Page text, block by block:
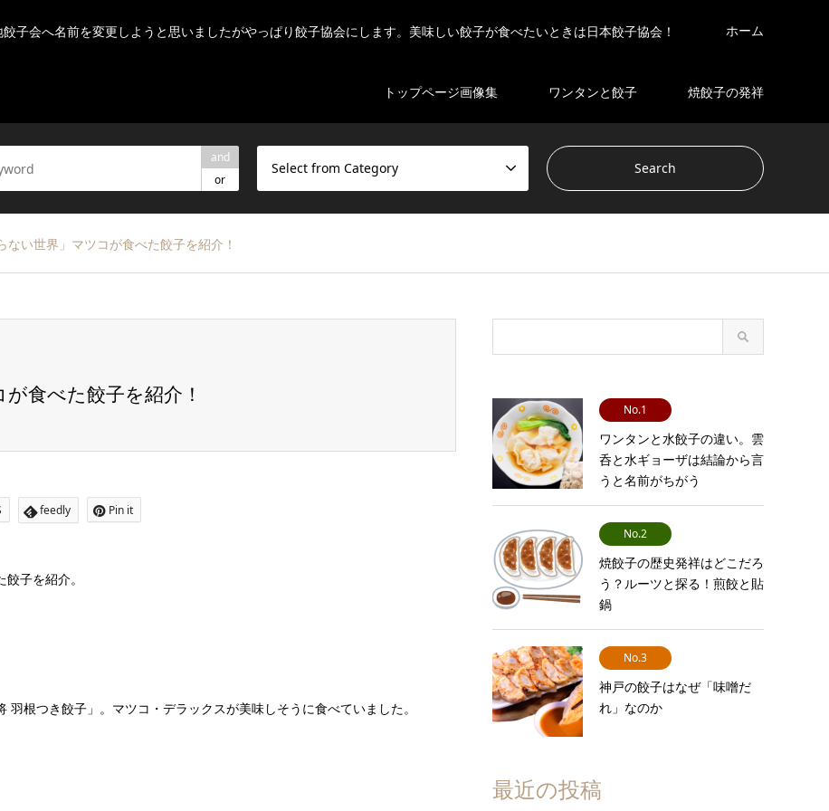
子会へ名前を変更しようと思いましたがやっぱり餃子協会にします。美味しい餃子が食べたいときは日本餃子協会！ ホーム
トップページ画像集 ワンタンと餃子 焼餃子の発祥
and
or
Select from Category
ない世界」マツコが食べた餃子を紹介！
食べた餃子を紹介！
feedly Pin it
子を紹介。
根つき餃子」。マツコ・デラックスが美味しそうに食べていました。
No.1
ワンタンと水餃子の違い。雲
呑と水ギョーザは結論から言
うと名前がちがう
No.2
焼餃子の歴史発祥はどこだろ
う？ルーツと探る！煎餃と貼
鍋
No.3
神戸の餃子はなぜ「味噌だ
れ」なのか
最近の投稿